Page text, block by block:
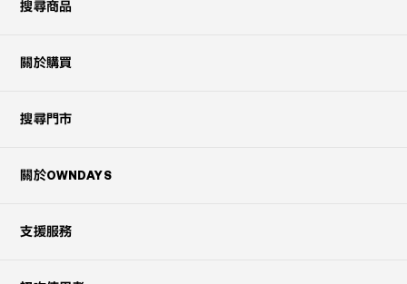
搜尋商品
關於購買
搜尋門市
關於OWNDAYS
支援服務